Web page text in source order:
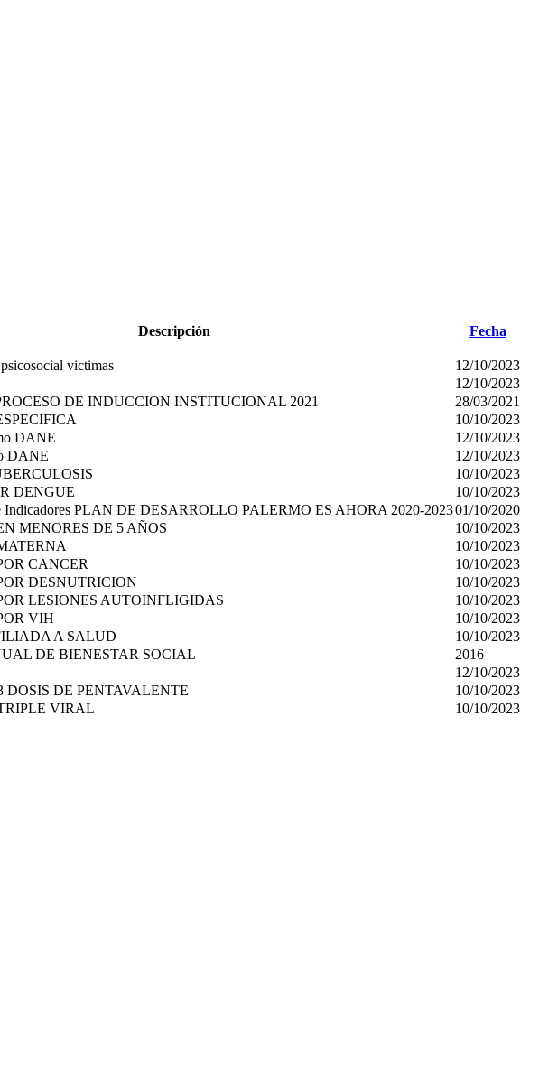
Descripción Fecha
victimas
12/10/2023
12/10/2023
DE INDUCCION INSTITUCIONAL 2021
28/03/2021
10/10/2023
DANE
12/10/2023
DANE
12/10/2023
10/10/2023
DENGUE
10/10/2023
Indicadores PLAN DE DESARROLLO PALERMO ES AHORA 2020-202301/10/2020
MENORES DE 5 AÑOS
10/10/2023
10/10/2023
CANCER
10/10/2023
DESNUTRICION
10/10/2023
LESIONES AUTOINFLIGIDAS
10/10/2023
VIH
10/10/2023
A SALUD
10/10/2023
DE BIENESTAR SOCIAL
2016
12/10/2023
DE PENTAVALENTE
10/10/2023
VIRAL
10/10/2023